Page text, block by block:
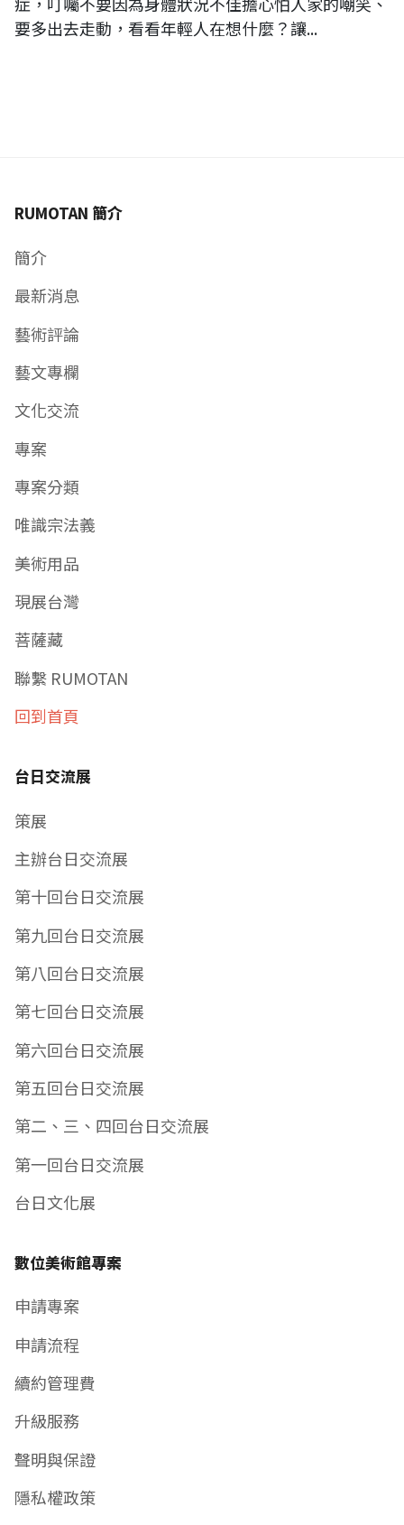
要多出去走動，看看年輕人在想什麼？讓...
RUMOTAN 簡介
簡介
最新消息
藝術評論
藝文專欄
文化交流
專案
專案分類
唯識宗法義
美術用品
現展台灣
菩薩藏
聯繫 RUMOTAN
回到首頁
台日交流展
策展
主辦台日交流展
第十回台日交流展
第九回台日交流展
第八回台日交流展
第七回台日交流展
第六回台日交流展
第五回台日交流展
第二、三、四回台日交流展
第一回台日交流展
台日文化展
數位美術館專案
申請專案
申請流程
續約管理費
升級服務
聲明與保證
隱私權政策